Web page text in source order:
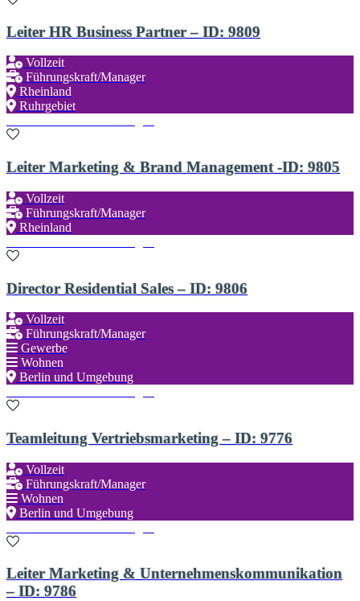
Leiter HR Business Partner – ID: 9809
Vollzeit
Führungskraft/Manager
Rheinland
Ruhrgebiet
Leiter Marketing & Brand Management -ID: 9805
Vollzeit
Führungskraft/Manager
Rheinland
Director Residential Sales – ID: 9806
Vollzeit
Führungskraft/Manager
Gewerbe
Wohnen
Berlin und Umgebung
Teamleitung Vertriebsmarketing – ID: 9776
Vollzeit
Führungskraft/Manager
Wohnen
Berlin und Umgebung
Leiter Marketing & Unternehmenskommunikation
– ID: 9786